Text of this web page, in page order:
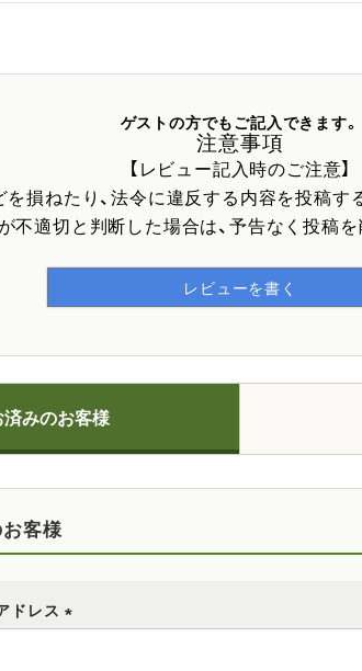
ゲストの方でもご記入できます。
注意事項
【レビュー記入時のご注意】
を損ねたり、法令に違反する内容を投稿
不適切と判断した場合は、予告なく投稿
レビューを書く
みのお客様
客様
ドレス